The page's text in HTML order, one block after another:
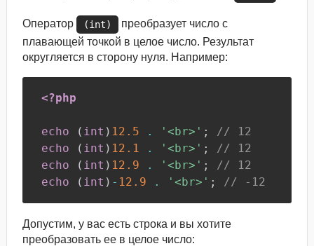
Оператор (int)
преобразует число с
плавающей точкой в целое число. Результат
округляется в сторону нуля. Например:
<?php
echo ( int ) 12.5 . '<br>' ;
// 12
echo
( int ) 12.1 . '<br>' ;
// 12
echo
( int ) 12.9 . '<br>' ;
// 12
echo
( int ) - 12.9 . '<br>' ; // -12
Допустим, у вас есть строка и вы хотите
преобразовать ее в целое число: